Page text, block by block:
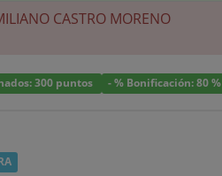
CASTRO MORENO
300 puntos - % Bonificación: 80 %